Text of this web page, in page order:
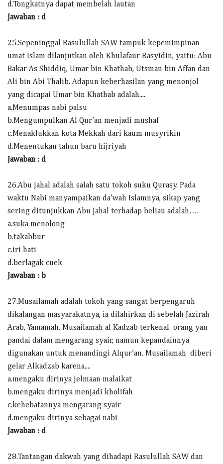
d.Tongkatnya dapat membelah lautan
Jawaban : d
25.Sepeninggal Rasulullah SAW tampuk kepemimpinan
umat Islam dilanjutkan oleh Khulafaur Rasyidin, yaitu: Abu
Bakar As Shiddiq, Umar bin Khathab, Utsman bin Affan dan
Ali bin Abi Thalib. Adapun keberhasilan yang menonjol
yang dicapai Umar bin Khathab adalah....
a.Menumpas nabi palsu
b.Mengumpulkan Al Qur’an menjadi mushaf
c.Menaklukkan kota Mekkah dari kaum musyrikin
d.Menentukan tahun baru hijriyah
Jawaban : d
26.Abu jahal adalah salah satu tokoh suku Qurasy. Pada
waktu Nabi manyampaikan da’wah Islamnya, sikap yang
sering ditunjukkan Abu Jahal terhadap beliau adalah….
a.suka menolong
b.takabbur
c.iri hati
d.berlagak cuek
Jawaban : b
27.Musailamah adalah tokoh yang sangat berpengaruh
dikalangan masyarakatnya, ia dilahirkan di sebelah Jazirah
Arab, Yamamah, Musailamah al Kadzab terkenal orang yan
pandai dalam mengarang syair, namun kepandainnya
digunakan untuk menandingi Alqur’an. Musailamah diberi
gelar Alkadzab karena....
a.mengaku dirinya jelmaan malaikat
b.mengaku dirinya menjadi kholifah
c.kehebatannya mengarang syair
d.mengaku dirinya sebagai nabi
Jawaban : d
28.Tantangan dakwah yang dihadapi Rasulullah SAW dan